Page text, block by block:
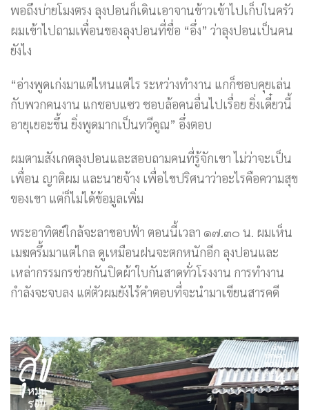
พอถึงบ่ายโมงตรง ลุงปอนก็เดินเอาจานข้าวเข้าไปเก็บในครัว
ผมเข้าไปถามเพื่อนของลุงปอนที่ชื่อ “อึ่ง” ว่าลุงปอนเป็นคน
ยังไง
“อ่างพูดเก่งมาแต่ไหนแต่ไร ระหว่างทำงาน แกก็ชอบคุยเล่น
กับพวกคนงาน แกชอบแซว ชอบล้อคนอื่นไปเรื่อย ยิ่งเดี๋ยวนี้
อายุเยอะขึ้น ยิ่งพูดมากเป็นทวีคูณ” อึ่งตอบ
ผมตามสังเกตลุงปอนและสอบถามคนที่รู้จักเขา ไม่ว่าจะเป็น
เพื่อน ญาติผม และนายจ้าง เพื่อไขปริศนาว่าอะไรคือความสุข
ของเขา แต่ก็ไม่ได้ข้อมูลเพิ่ม
พระอาทิตย์ใกล้จะลาขอบฟ้า ตอนนี้เวลา ๑๗.๓๐ น. ผมเห็น
เมฆครึ้มมาแต่ไกล ดูเหมือนฝนจะตกหนักอีก ลุงปอนและ
เหล่ากรรมกรช่วยกันปิดผ้าใบกันสาดทั่วโรงงาน การทำงาน
กำลังจะจบลง แต่ตัวผมยังไร้คำตอบที่จะนำมาเขียนสารคดี